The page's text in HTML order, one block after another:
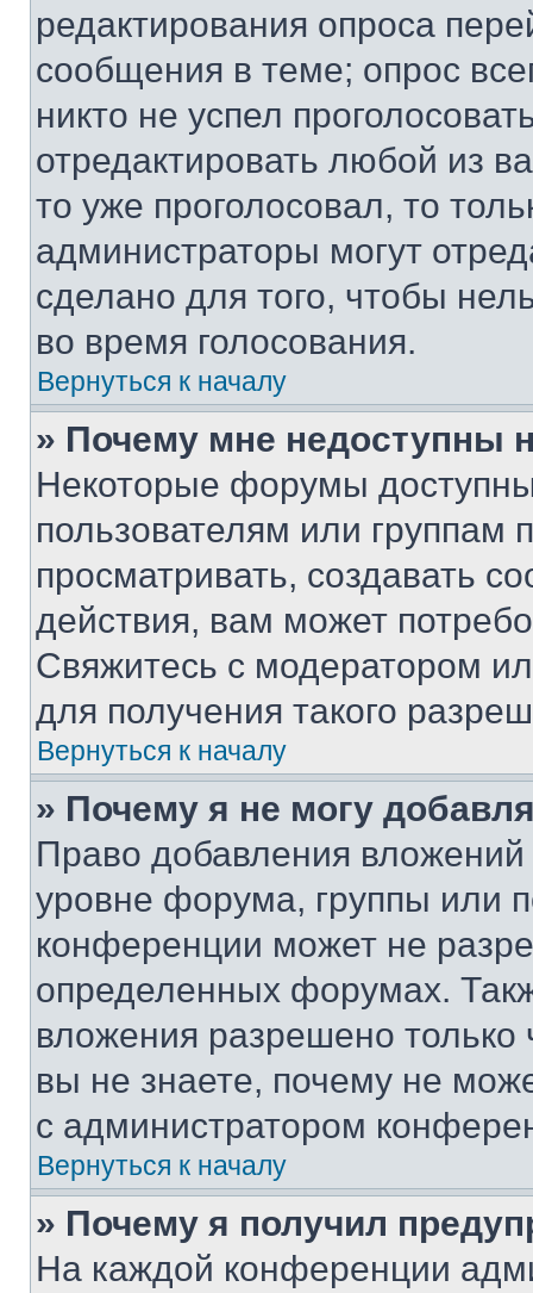
редактирования опроса
сообщения в теме; опрос
никто не успел
отредактировать любой из
то уже проголосовал, то
администраторы могут
сделано для того, чтобы
во время голосования.
Вернуться к началу
» Почему мне недоступны
Некоторые форумы
пользователям или группам
просматривать, создавать
действия, вам может
Свяжитесь с модератором
для получения такого
Вернуться к началу
» Почему я не могу
Право добавления
уровне форума, группы или
конференции может не
определенных форумах.
вложения разрешено
вы не знаете, почему не
с администратором
Вернуться к началу
» Почему я получил
На каждой конференции